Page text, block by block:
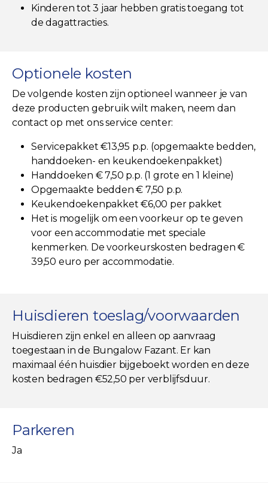
Kinderen tot 3 jaar hebben gratis toegang tot
de dagattracties.
Optionele kosten
De volgende kosten zijn optioneel wanneer je van
deze producten gebruik wilt maken, neem dan
contact op met ons service center:
Servicepakket €13,95 p.p. (opgemaakte bedden,
handdoeken- en keukendoekenpakket)
Handdoeken € 7,50 p.p. (1 grote en 1 kleine)
Opgemaakte bedden € 7,50 p.p.
Keukendoekenpakket €6,00 per pakket
Het is mogelijk om een voorkeur op te geven
voor een accommodatie met speciale
kenmerken. De voorkeurskosten bedragen €
39,50 euro per accommodatie.
Huisdieren toeslag/voorwaarden
Huisdieren zijn enkel en alleen op aanvraag
toegestaan in de Bungalow Fazant. Er kan
maximaal één huisdier bijgeboekt worden en deze
kosten bedragen €52,50 per verblijfsduur.
Parkeren
Ja